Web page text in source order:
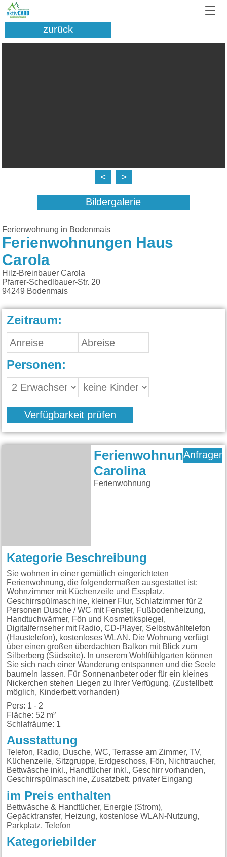
☰
zurück
< >
Bildergalerie
Ferienwohnung in Bodenmais
Ferienwohnungen Haus
Carola
Hilz-Breinbauer Carola
Pfarrer-Schedlbauer-Str. 20
94249 Bodenmais
Zeitraum:
Personen:
Verfügbarkeit prüfen
Ferienwohnung
Carolina
Ferienwohnung
Anfragen
Kategorie Beschreibung
Sie wohnen in einer gemütlich eingerichteten
Ferienwohnung, die folgendermaßen ausgestattet ist:
Wohnzimmer mit Küchenzeile und Essplatz,
Geschirrspülmaschine, kleiner Flur, Schlafzimmer für 2
Personen Dusche / WC mit Fenster, Fußbodenheizung,
Handtuchwärmer, Fön und Kosmetikspiegel,
Digitalfernseher mit Radio, CD-Player, Selbstwähltelefon
(Haustelefon), kostenloses WLAN. Die Wohnung verfügt
über einen großen überdachten Balkon mit Blick zum
Silberberg (Südseite). In unserem Wohlfühlgarten können
Sie sich nach einer Wanderung entspannen und die Seele
baumeln lassen. Für Sonnenanbeter oder für ein kleines
Nickerchen stehen Liegen zu Ihrer Verfügung. (Zustellbett
möglich, Kinderbett vorhanden)
Pers: 1 - 2
Fläche: 52 m²
Schlafräume: 1
Ausstattung
Telefon, Radio, Dusche, WC, Terrasse am Zimmer, TV,
Küchenzeile, Sitzgruppe, Erdgeschoss, Fön, Nichtraucher,
Bettwäsche inkl., Handtücher inkl., Geschirr vorhanden,
Geschirrspülmaschine, Zusatzbett, privater Eingang
im Preis enthalten
Bettwäsche & Handtücher, Energie (Strom),
Gepäcktransfer, Heizung, kostenlose WLAN-Nutzung,
Parkplatz, Telefon
Kategoriebilder